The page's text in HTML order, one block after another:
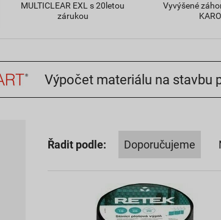
MULTICLEAR EXL s 20letou
zárukou
Vyvýšené
Výpočet materiálu na stavbu
Řadit podle: Doporučujeme